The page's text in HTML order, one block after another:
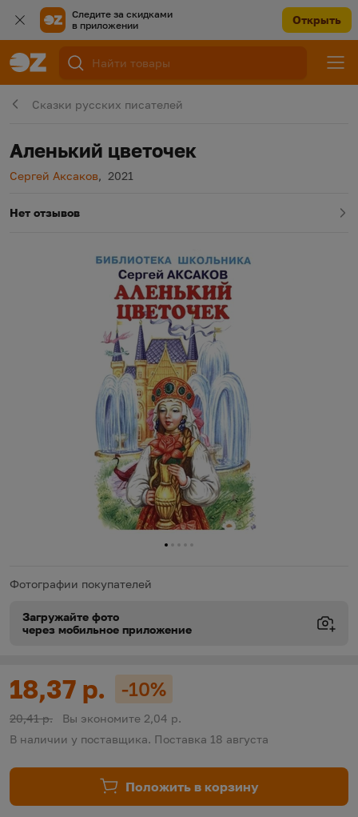
Следите за скидками
в приложении
Открыть
Сказки русских писателей
Аленький цветочек
Автор
Сергей Аксаков, Год издания
2021
Нет отзывов
01 234
Фотографии покупателей
Загружайте фото
через мобильное приложение
https://oz.by/help/assistant.phtml?l=i.order.supply
Цена:
18,37 р. Скидка:
-10%
Старая цена:
20,41 р.
Вы экономите 2,04 р.
В наличии у поставщика. Поставка 18 августа
Положить в корзину